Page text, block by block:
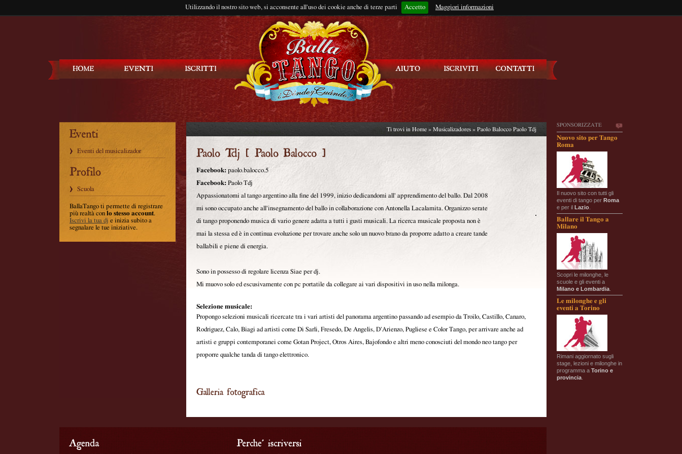
Utilizzando il nostro sito web, si acconsente all'uso dei cookie anche di terze parti Accetto Maggiori informazioni
Rimani connesso?
SPONSORIZZATE
Nuovo sito per Tango
Roma
Il nuovo sito con tutti gli
eventi di tango per Roma
e per il Lazio
Ballare il Tango a
Milano
Scopri le milonghe, le
scuole e gli eventi a
Milano e Lombardia
Le milonghe e gli
eventi a Torino
Rimani aggiornato sugli
stage, lezioni e milonghe in
programma a Torino e
provincia
Eventi del musicalizador
Scuola
BallaTango ti permette di registrare
più realtà con lo stesso account.
Iscrivi la tua dj e inizia subito a
segnalare le tue iniziative.
Ti trovi in Home » Musicalizadores » Paolo Balocco Paolo Tdj
Facebook: paolo.balocco.5
Facebook: Paolo Tdj
Appassionatomi al tango argentino alla fine del 1999, inizio dedicandomi all' apprendimento del ballo. Dal 2008
mi sono occupato anche all'insegnamento del ballo in collaborazione con Antonella Lacalamita. Organizzo serate
di tango proponendo musica di vario genere adatta a tutti i gusti musicali. La ricerca musicale proposta non è
mai la stessa ed è in continua evoluzione per trovare anche solo un nuovo brano da proporre adatto a creare tande
ballabili e piene di energia.
Sono in possesso di regolare licenza Siae per dj.
Mi muovo solo ed escusivamente con pc portatile da collegare ai vari dispositivi in uso nella milonga.
Selezione musicale:
Propongo selezioni musicali ricercate tra i vari artisti del panorama argentino passando ad esempio da Troilo, Castillo, Canaro,
Rodriguez, Calo, Biagi ad artisti come Di Sarli, Fresedo, De Angelis, D'Arienzo, Pugliese e Color Tango, per arrivare anche ad
artisti e gruppi contemporanei come Gotan Project, Otros Aires, Bajofondo e altri meno conosciuti del mondo neo tango per
proporre qualche tanda di tango elettronico.